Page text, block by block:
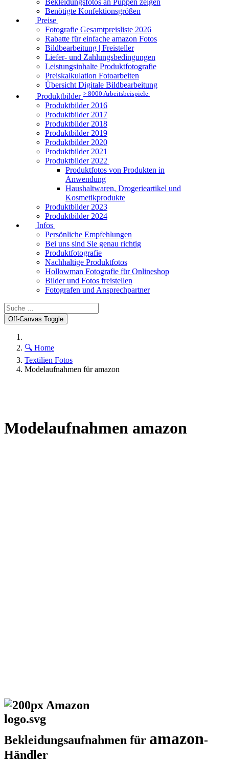
Benötigte Konfektionsgrößen
Preise
Fotografie Gesamtpreisliste 2026
Rabatte für einfache amazon Fotos
Bildbearbeitung | Freisteller
Liefer- und Zahlungsbedingungen
Leistungsinhalte Produktfotografie
Preiskalkulation Fotoarbeiten
Übersicht Digitale Bildbearbeitung
Produktbilder > 8000 Arbeitsbeispiele
Produktbilder 2016
Produktbilder 2017
Produktbilder 2018
Produktbilder 2019
Produktbilder 2020
Produktbilder 2021
Produktbilder 2022
Produktfotos von Produkten in
Anwendung
Haushaltwaren, Drogerieartikel und
Kosmetikprodukte
Produktbilder 2023
Produktbilder 2024
Infos
Persönliche Empfehlungen
Bei uns sind Sie genau richtig
Produktfotografie
Nachhaltige Produktfotos
Hollowman Fotografie für Onlineshop
Bilder und Fotos freistellen
Fotografen und Ansprechpartner
Off-Canvas Toggle
🔍 Home
Textilien Fotos
Modelaufnahmen für amazon
Modelaufnahmen amazon
Bekleidungsaufnahmen für amazon-
Händler